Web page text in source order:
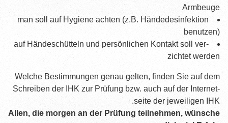
الأسئلة
المنتدى
مسرد المصطلحات
Armbeuge
man soll auf Hygie­ne ach­ten (z.B. Hän­de­des­in­fek­ti­on
benutzen)
auf Hän­de­schüt­teln und per­sön­li­chen Kon­takt soll ver­
zich­tet werden
Wel­che Bestim­mun­gen genau gel­ten, fin­den Sie auf dem
Schrei­ben der IHK zur Prü­fung bzw. auch auf der Inter­net­
sei­te der jewei­li­gen IHK.
Allen, die mor­gen an der Prü­fung teil­neh­men, wün­sche